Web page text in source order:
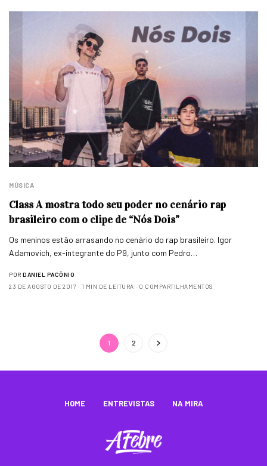
MÚSICA
Class A mostra todo seu poder no cenário rap
brasileiro com o clipe de “Nós Dois”
Os meninos estão arrasando no cenário do rap brasileiro. Igor
Adamovich, ex-integrante do P9, junto com Pedro…
POR DANIEL PACÔNIO
23 DE AGOSTO DE 2017
1 MIN DE LEITURA 0 COMPARTILHAMENTOS
1 2
HOME ENTREVISTAS NA MIRA